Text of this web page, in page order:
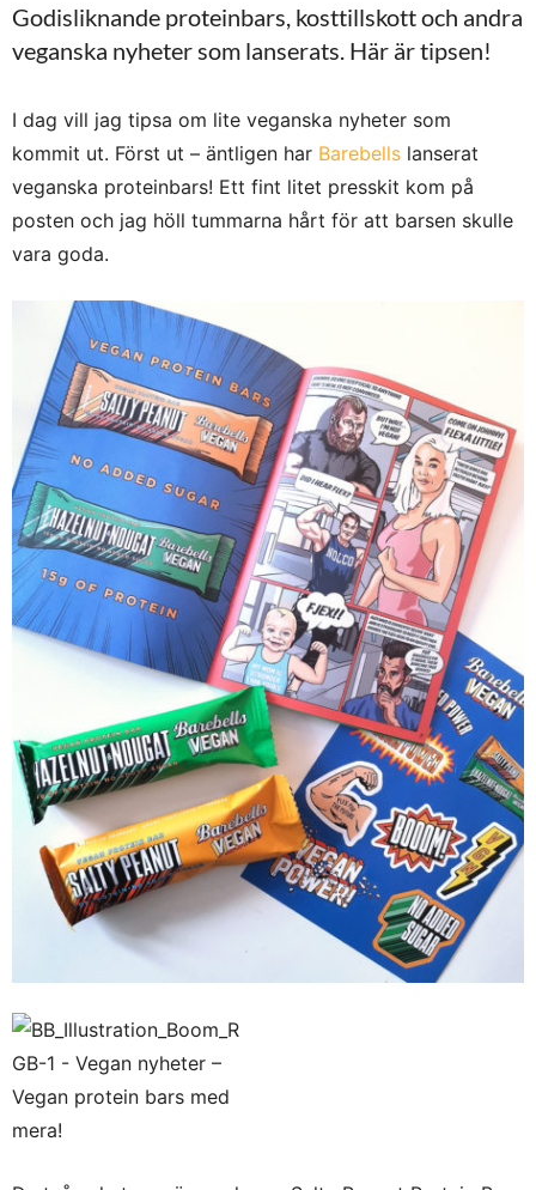
Godisliknande proteinbars, kosttillskott och andra
veganska nyheter som lanserats. Här är tipsen!
I dag vill jag tipsa om lite veganska nyheter som
kommit ut. Först ut – äntligen har Barebells lanserat
veganska proteinbars! Ett fint litet presskit kom på
posten och jag höll tummarna hårt för att barsen skulle
vara goda.